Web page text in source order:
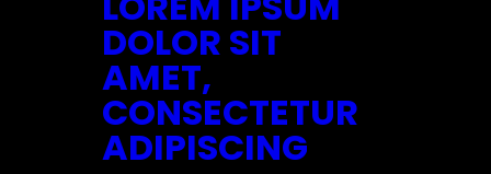
DOLOR SIT
AMET,
CONSECTETUR
ADIPISCING